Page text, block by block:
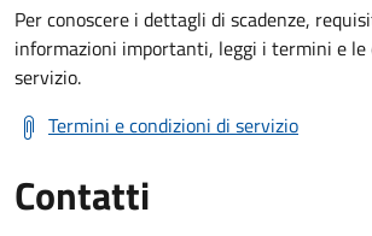
Per conoscere i dettagli di scadenze,
informazioni importanti, leggi i termini e le
servizio.
Termini e condizioni di servizio
Contatti